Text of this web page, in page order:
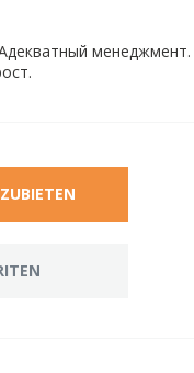
менеджмент.